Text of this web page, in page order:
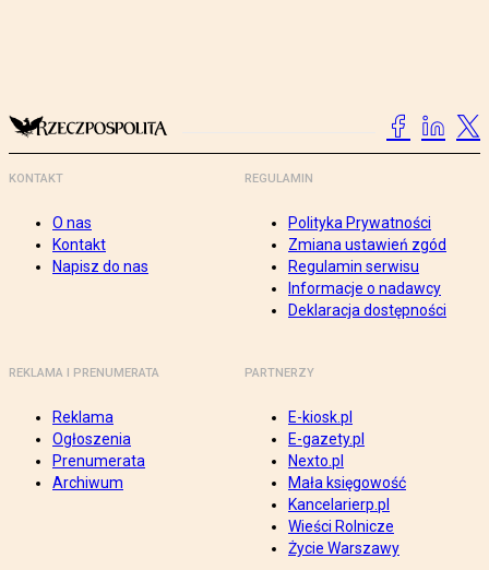
KONTAKT
O nas
Kontakt
Napisz do nas
REGULAMIN
Polityka Prywatności
Zmiana ustawień zgód
Regulamin serwisu
Informacje o nadawcy
Deklaracja dostępności
REKLAMA I PRENUMERATA
Reklama
Ogłoszenia
Prenumerata
Archiwum
PARTNERZY
E-kiosk.pl
E-gazety.pl
Nexto.pl
Mała księgowość
Kancelarierp.pl
Wieści Rolnicze
Życie Warszawy